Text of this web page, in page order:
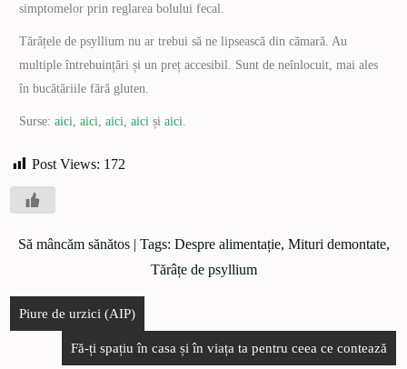
simptomelor prin reglarea bolului fecal.
Tărâțele de psyllium nu ar trebui să ne lipsească din cămară. Au
multiple întrebuințări și un preț accesibil. Sunt de neînlocuit, mai ales
în bucătăriile fără gluten.
Surse: aici ,aici ,aici ,aici șiaici
Post Views: 172
Să mâncăm sănătos| Tags: Despre alimentație, Mituri demontate,
Tărâțe de psyllium
Piure de urzici (AIP)
Fă-ți spațiu în casa și în viața ta pentru ceea ce contează